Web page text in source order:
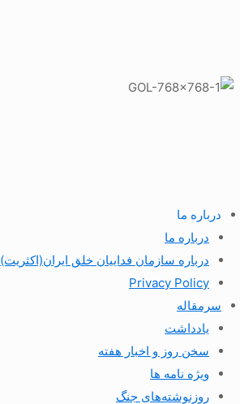
درباره ما
درباره ما
درباره سازمان فداییان خلق ایران(اکثریت)
Privacy Policy
سرمقاله
یادداشت
سخن روز و اخبار هفته
ویژه نامه ها
روزنوشته‌های جنگ